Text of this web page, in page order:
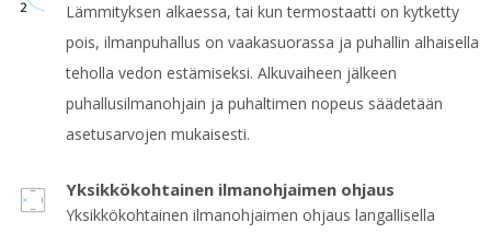
Lämmityksen alkaessa, tai kun termostaatti on kytketty
pois, ilmanpuhallus on vaakasuorassa ja puhallin alhaisella
teholla vedon estämiseksi. Alkuvaiheen jälkeen
puhallusilmanohjain ja puhaltimen nopeus säädetään
asetusarvojen mukaisesti.
Yksikkökohtainen ilmanohjaimen ohjaus
Yksikkökohtainen ilmanohjaimen ohjaus langallisella